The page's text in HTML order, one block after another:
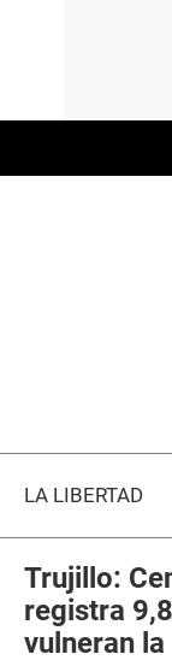
LA LIBERTAD
Trujillo:
registra
vulneran la